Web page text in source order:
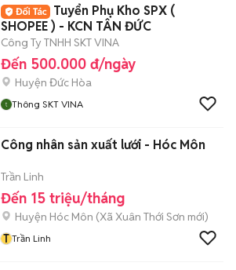
Tuyển Phụ Kho SPX (
SHOPEE ) - KCN TÂN ĐỨC
Công Ty TNHH SKT VINA
Đến 500.000 đ/ngày
Huyện Đức Hòa
Thông SKT VINA
Công nhân sản xuất lưới - Hóc Môn
Trần Linh
Đến 15 triệu/tháng
Huyện Hóc Môn (Xã Xuân Thới Sơn mới)
T Trần Linh